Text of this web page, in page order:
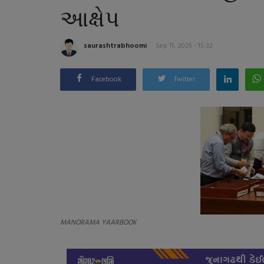
આક્ષેપ
saurashtrabhoomi Sep 11, 2025 - 15:32
Facebook Twitter
MANORAMA YAARBOOK